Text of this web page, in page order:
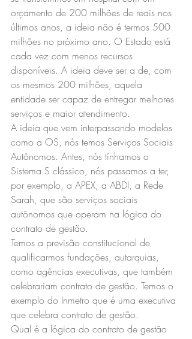
orçamento de 200 milhões de reais nos
últimos anos, a ideia não é termos 500
milhões no próximo ano. O Estado está
cada vez com menos recursos
disponíveis. A ideia deve ser a de, com
os mesmos 200 milhões, aquela
entidade ser capaz de entregar melhores
serviços e maior atendimento.
A ideia que vem interpassando modelos
como a OS, nós temos Serviços Sociais
Autônomos. Antes, nós tínhamos o
Sistema S clássico, nós passamos a ter,
por exemplo, a APEX, a ABDI, a Rede
Sarah, que são serviços sociais
autônomos que operam na lógica do
contrato de gestão.
Temos a previsão constitucional de
qualificarmos fundações, autarquias,
como agências executivas, que também
celebrariam contrato de gestão. Temos o
exemplo do Inmetro que é uma executiva
que celebra contrato de gestão.
Qual é a lógica do contrato de gestão